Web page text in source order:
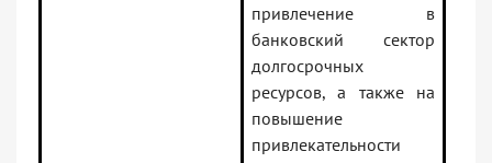
привлечение в
банковский сектор
долгосрочных
ресурсов, а также на
повышение
привлекательности